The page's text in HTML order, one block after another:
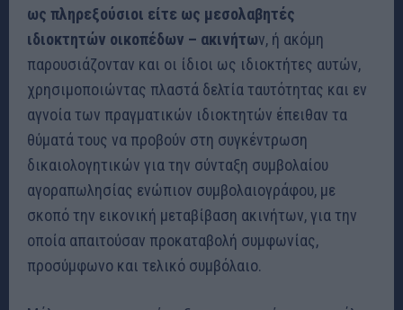
ως πληρεξούσιοι είτε ως μεσολαβητές
ιδιοκτητών οικοπέδων – ακινήτων, ή ακόμη
παρουσιάζονταν και οι ίδιοι ως ιδιοκτήτες αυτών,
χρησιμοποιώντας πλαστά δελτία ταυτότητας και εν
αγνοία των πραγματικών ιδιοκτητών έπειθαν τα
θύματά τους να προβούν στη συγκέντρωση
δικαιολογητικών για την σύνταξη συμβολαίου
αγοραπωλησίας ενώπιον συμβολαιογράφου, με
σκοπό την εικονική μεταβίβαση ακινήτων, για την
οποία απαιτούσαν προκαταβολή συμφωνίας,
προσύμφωνο και τελικό συμβόλαιο.